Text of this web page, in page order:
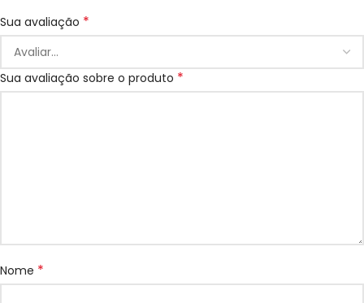
Sua avaliação *
Sua avaliação sobre o produto *
Nome *